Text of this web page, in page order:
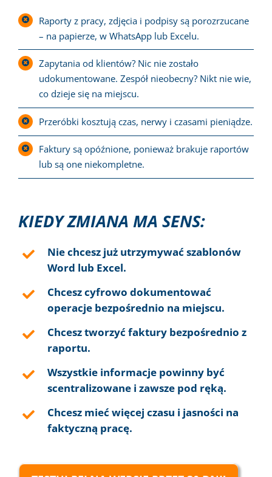
Raporty z pracy, zdjęcia i podpisy są porozrzucane
– na papierze, w WhatsApp lub Excelu.
Zapytania od klientów? Nic nie zostało
udokumentowane. Zespół nieobecny? Nikt nie wie,
co dzieje się na miejscu.
Przeróbki kosztują czas, nerwy i czasami pieniądze.
Faktury są opóźnione, ponieważ brakuje raportów
lub są one niekompletne.
KIEDY ZMIANA MA SENS:
Nie chcesz już utrzymywać szablonów
Word lub Excel.
Chcesz cyfrowo dokumentować
operacje bezpośrednio na miejscu.
Chcesz tworzyć faktury bezpośrednio z
raportu.
Wszystkie informacje powinny być
scentralizowane i zawsze pod ręką.
Chcesz mieć więcej czasu i jasności na
faktyczną pracę.